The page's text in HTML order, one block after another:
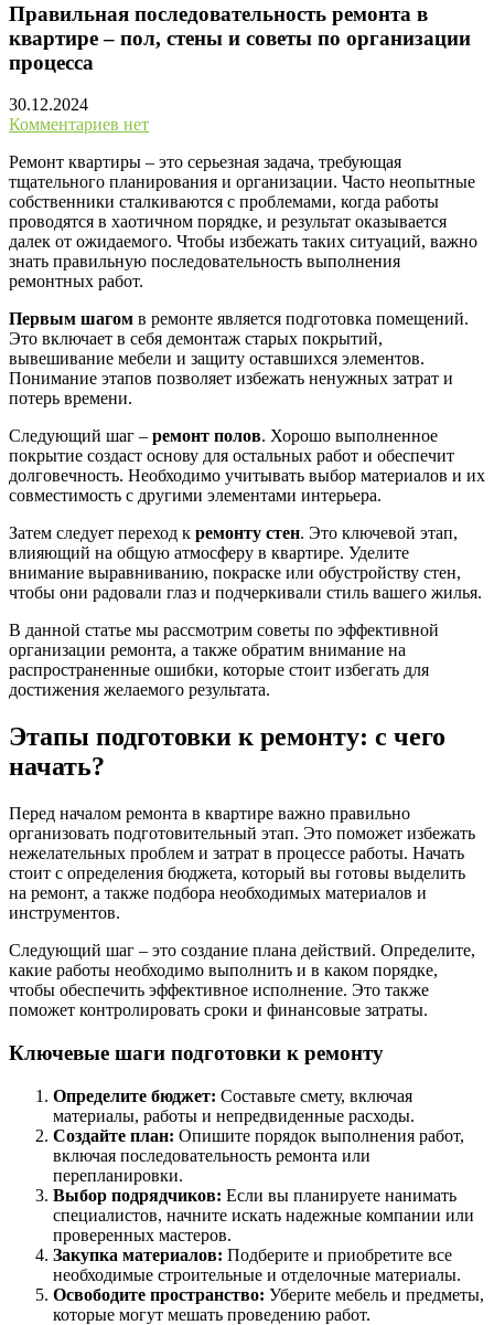
Правильная последовательность ремонта в
квартире – пол, стены и советы по организации
процесса
30.12.2024
Комментариев нет
Ремонт квартиры – это серьезная задача, требующая
тщательного планирования и организации. Часто неопытные
собственники сталкиваются с проблемами, когда работы
проводятся в хаотичном порядке, и результат оказывается
далек от ожидаемого. Чтобы избежать таких ситуаций, важно
знать правильную последовательность выполнения
ремонтных работ.
Первым шагом в ремонте является подготовка помещений.
Это включает в себя демонтаж старых покрытий,
вывешивание мебели и защиту оставшихся элементов.
Понимание этапов позволяет избежать ненужных затрат и
потерь времени.
Следующий шаг – ремонт полов. Хорошо выполненное
покрытие создаст основу для остальных работ и обеспечит
долговечность. Необходимо учитывать выбор материалов и их
совместимость с другими элементами интерьера.
Затем следует переход к ремонту стен. Это ключевой этап,
влияющий на общую атмосферу в квартире. Уделите
внимание выравниванию, покраске или обустройству стен,
чтобы они радовали глаз и подчеркивали стиль вашего жилья.
В данной статье мы рассмотрим советы по эффективной
организации ремонта, а также обратим внимание на
распространенные ошибки, которые стоит избегать для
достижения желаемого результата.
Этапы подготовки к ремонту: с чего
начать?
Перед началом ремонта в квартире важно правильно
организовать подготовительный этап. Это поможет избежать
нежелательных проблем и затрат в процессе работы. Начать
стоит с определения бюджета, который вы готовы выделить
на ремонт, а также подбора необходимых материалов и
инструментов.
Следующий шаг – это создание плана действий. Определите,
какие работы необходимо выполнить и в каком порядке,
чтобы обеспечить эффективное исполнение. Это также
поможет контролировать сроки и финансовые затраты.
Ключевые шаги подготовки к ремонту
Определите бюджет: Составьте смету, включая
материалы, работы и непредвиденные расходы.
Создайте план: Опишите порядок выполнения работ,
включая последовательность ремонта или
перепланировки.
Выбор подрядчиков: Если вы планируете нанимать
специалистов, начните искать надежные компании или
проверенных мастеров.
Закупка материалов: Подберите и приобретите все
необходимые строительные и отделочные материалы.
Освободите пространство: Уберите мебель и предметы,
которые могут мешать проведению работ.